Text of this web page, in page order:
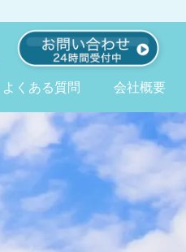
よくある質問 会社概要